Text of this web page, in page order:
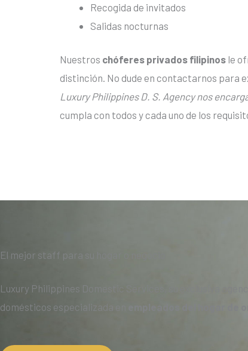
Recogida de invitados
Salidas nocturnas
Nuestros chóferes privados filipinos le
distinción. No dude en contactarnos para
Luxury Philippines D. S. Agency nos
cumpla con todos y cada uno de los
El mejor staff para su hogar o negocio
Luxury Philippines Domestic Services, su exclusiva
domésticos especializada en
empleados del hogar de